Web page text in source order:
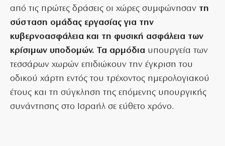
από τις πρώτες δράσεις οι χώρες συμφώνησαν τη
σύσταση ομάδας εργασίας για την
κυβερνοασφάλεια και τη φυσική ασφάλεια των
κρίσιμων υποδομών. Τα αρμόδια υπουργεία των
τεσσάρων χωρών επιδιώκουν την έγκριση του
οδικού χάρτη εντός του τρέχοντος ημερολογιακού
έτους και τη σύγκληση της επόμενης υπουργικής
συνάντησης στο Ισραήλ σε εύθετο χρόνο.